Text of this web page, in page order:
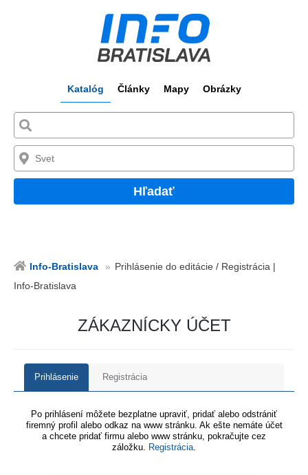
Katalóg Články Mapy Obrázky
Hľadať
Info-Bratislava
Prihlásenie do editácie / Registrácia |
Info-Bratislava
ZÁKAZNÍCKY ÚČET
Prihlásenie Registrácia
Po prihlásení môžete bezplatne upraviť, pridať alebo odstrániť
firemný profil alebo odkaz na www stránku. Ak ešte nemáte účet
a chcete pridať firmu alebo www stránku, pokračujte cez
záložku. Registrácia.